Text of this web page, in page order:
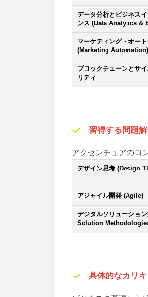
データ分析とビジネス
ンス (Data Analytics &
マーケティング・オー
(Marketing Automation)
ブロックチェーンとサ
リティ
習得する問題
アクセンチュアのコ
デザイン思考 (Design
アジャイル開発 (Agile)
デジタルソリューショ
Solution
具体的なカリ